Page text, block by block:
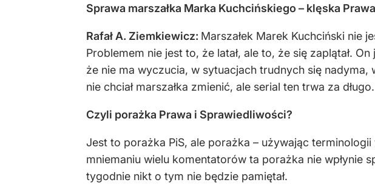
Sprawa marszałka Marka Kuchcińskiego – klęska
Rafał A. Ziemkiewicz: Marszałek Marek Kuchciński nie
Problemem nie jest to, że latał, ale to, że się zaplątał.
że nie ma wyczucia, w sytuacjach trudnych się
nie chciał marszałka zmienić, ale serial ten trwa za
Czyli porażka Prawa i Sprawiedliwości?
Jest to porażka PiS, ale porażka – używając
mniemaniu wielu komentatorów ta porażka nie wpłynie
tygodnie nikt o tym nie będzie pamiętał.